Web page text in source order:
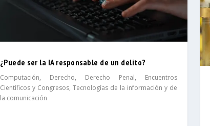
¿Puede ser la IA responsable de un delito?
Computación, Derecho, Derecho Penal, Encuentros
Científicos y Congresos, Tecnologías de la información y de
la comunicación